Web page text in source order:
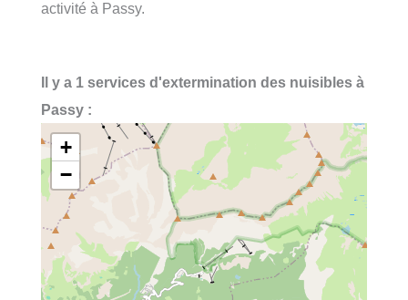
activité à Passy.
Il y a 1 services d'extermination des nuisibles à
Passy :
+
−